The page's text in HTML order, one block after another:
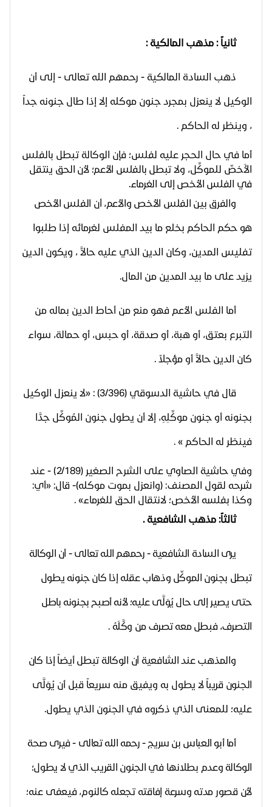
ثانياً : مذهب المالكية :
ذهب السادة المالكية - رحمهم الله تعالى - إلى أن
الوكيل لا ينعزل بمجرد جنون موكله إلا إذا طال جنونه جداً
، وينظر له الحاكم .
أما في حال الحجر عليه لفلس؛ فإن الوكالة تبطل بالفلس
الأَخصِّ للموكِّل، ولا تبطل بالفلس الأعم؛ لأن الحق ينتقل
في الفلس الأخص إلى الغرماء.
والفرق بين الفلس الأخص والأعم، أن الفلس الأخص
هو حكم الحاكم بخلع ما بيد المفلس لغرمائه إذا طلبوا
تفليس المدين، وكان الدين الذي عليه حالاًّ ، ويكون الدين
يزيد على ما بيد المدين من المال.
أما الفلس الأعم فهو منع من أحاط الدين بماله من
التبرع بعتق، أو هبة، أو صدقة، أو حبس، أو حمالة، سواء
كان الدين حالاًّ أو مؤجلاً .
قال في حاشية الدسوقي (3/396) : « لا ينعزل الوكيل
بجنونه أو جنون موكِّلِهِ، إلا أن يطول جنون المُوكِّل جدًّا
فينظر له الحاكم » .
وفي حاشية الصاوي على الشرح الصغير (2/189) - عند
شرحه لقول المصنف: (وانعزل بموت موكله)- قال: «أي:
وكذا بفلسه الأخص؛ لانتقال الحق للغرماء» .
ثالثاً: مذهب الشافعية .
يرى السادة الشافعية - رحمهم الله تعالى - أن الوكالة
تبطل بجنون الموكِّل وذهاب عقله إذا كان جنونه يطول
حتى يصير إلى حال يُوَلَّى عليه؛ لأنه أصبح بجنونه باطل
التصرف، فبطل معه تصرف من وكَّلَهُ .
والمذهب عند الشافعية أن الوكالة تبطل أيضاً إذا كان
الجنون قريباً لا يطول به ويفيق منه سريعاً قبل أن يُوَلَّى
عليه؛ للمعنى الذي ذكروه في الجنون الذي يطول.
أما أبو العباس بن سريج - رحمه الله تعالى - فيرى صحة
الوكالة وعدم بطلانهافي الجنون القريب الذي لا يطول؛
لأن قصور مدته وسرعة إفاقته تجعله كالنوم، فيعفى عنه؛